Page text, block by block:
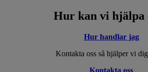
Hur kan vi hjälpa
Hur handlar jag
Kontakta oss så hjälper vi